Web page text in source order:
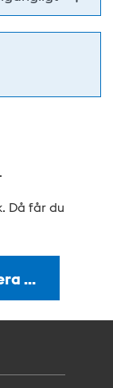
Då får du
…